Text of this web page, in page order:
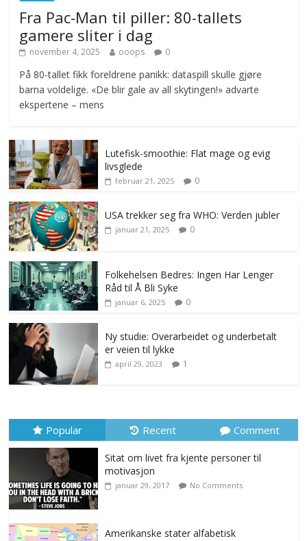
Fra Pac-Man til piller: 80-tallets
gamere sliter i dag
november 4, 2025 ooops 0
På 80-tallet fikk foreldrene panikk: dataspill skulle gjøre
barna voldelige. «De blir gale av all skytingen!» advarte
ekspertene – mens
Lutefisk-smoothie: Flat mage og evig
livsglede
februar 21, 2025 0
USA trekker seg fra WHO: Verden jubler
januar 21, 2025 0
Folkehelsen Bedres: Ingen Har Lenger
Råd til Å Bli Syke
januar 6, 2025 0
Ny studie: Overarbeidet og underbetalt
er veien til lykke
april 29, 2023 1
Popular Recent Comment
Sitat om livet fra kjente personer til
motivasjon
januar 29, 2017 No Comments
Amerikanske stater alfabetisk